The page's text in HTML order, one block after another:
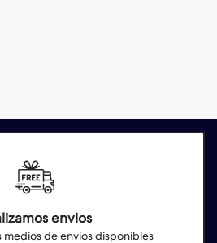
envios
medios de envios disponibles